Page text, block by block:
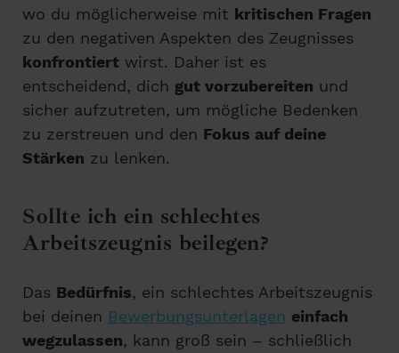
wo du möglicherweise mit kritischen Fragen
zu den negativen Aspekten des Zeugnisses
konfrontiert wirst. Daher ist es
entscheidend, dich gut vorzubereiten und
sicher aufzutreten, um mögliche Bedenken
zu zerstreuen und den Fokus auf deine
Stärken zu lenken.
Sollte ich ein schlechtes
Arbeitszeugnis beilegen?
Das Bedürfnis, ein schlechtes Arbeitszeugnis
bei deinen Bewerbungsunterlagen einfach
wegzulassen, kann groß sein – schließlich